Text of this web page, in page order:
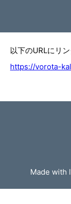
以下のURLにリ
https://vorota-
Made with